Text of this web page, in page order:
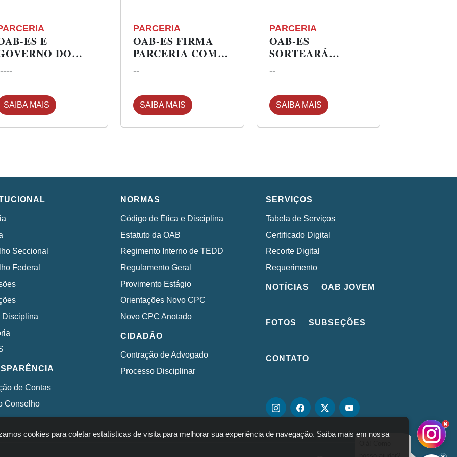
ES E
DO
SAIBA MAIS
PARCERIA
OAB-ES FIRMA
PARCERIA COM
--
SAIBA MAIS
PARCERIA
OAB-ES
SORTEARÁ
PÚBLICO NA UVV
--
SAIBA MAIS
Seccional
Federal
Disciplina
de Contas
Conselho
NORMAS
Código de Ética e Disciplina
Estatuto da OAB
Regimento Interno de TEDD
Regulamento Geral
Provimento Estágio
Orientações Novo CPC
Novo CPC Anotado
CIDADÃO
Contração de Advogado
Processo Disciplinar
SERVIÇOS
Tabela de Serviços
Certificado Digital
Recorte Digital
Requerimento
NOTÍCIAS OAB JOVEM
FOTOS SUBSEÇÕES
CONTATO
cookies para coletar estatísticas de visita para melhorar sua experiência de navegação. Saiba mais em nossa